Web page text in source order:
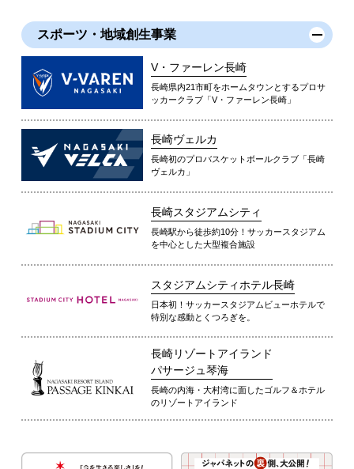
スポーツ・地域創生事業
V・ファーレン長崎
長崎県内21市町をホームタウンとするプロサ
ッカークラブ「V・ファーレン長崎」
長崎ヴェルカ
長崎初のプロバスケットボールクラブ「長崎
ヴェルカ」
長崎スタジアムシティ
長崎駅から徒歩約10分！サッカースタジアム
を中心とした大型複合施設
スタジアムシティホテル長崎
日本初！サッカースタジアムビューホテルで
特別な感動とくつろぎを。
長崎リゾートアイランド
パサージュ琴海
長崎の内海・大村湾に面したゴルフ＆ホテル
のリゾートアイランド